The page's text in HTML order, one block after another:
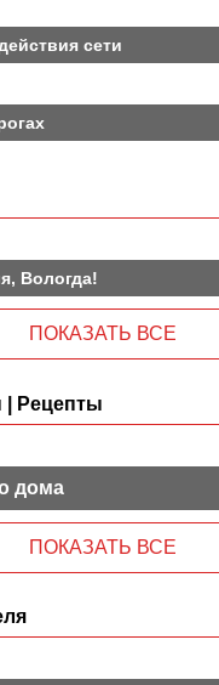
сети
Вологда!
ПОКАЗАТЬ ВСЕ
| Рецепты
дома
ПОКАЗАТЬ ВСЕ